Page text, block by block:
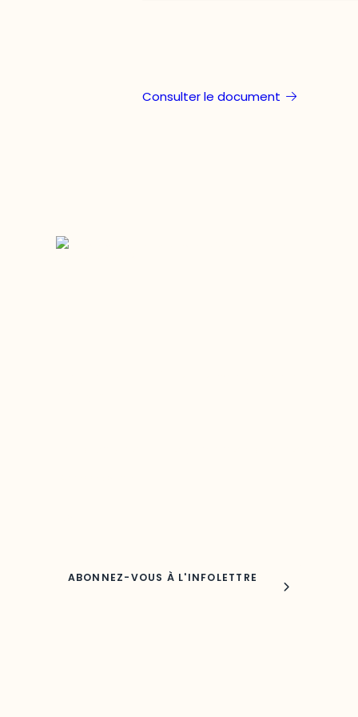
Consulter le document